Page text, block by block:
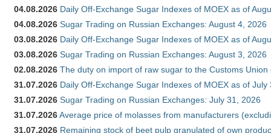
04.08.2026 Daily Off-Exchange Sugar Indexes of MOEX as of
04.08.2026 Sugar Trading on Russian Exchanges: August 4, 2026
03.08.2026 Daily Off-Exchange Sugar Indexes of MOEX as of
03.08.2026 Sugar Trading on Russian Exchanges: August 3, 2026
02.08.2026 The duty on import of raw sugar to the Customs
31.07.2026 Daily Off-Exchange Sugar Indexes of MOEX as of July
31.07.2026 Sugar Trading on Russian Exchanges: July 31, 2026
31.07.2026Average price of molasses from manufacturers
31.07.2026 Remaining stock of beet pulp granulated of own